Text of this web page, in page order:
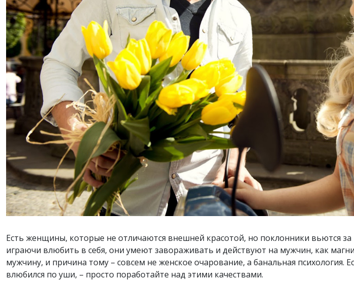
Есть женщины, которые не отличаются внешней красотой, но поклонники вьются
играючи влюбить в себя, они умеют завораживать и действуют на мужчин, как
мужчину, и причина тому – совсем не женское очарование, а банальная психология.
влюбился по уши, – просто поработайте над этими качествами.